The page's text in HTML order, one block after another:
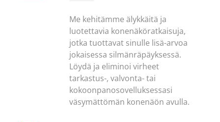
Me kehitämme älykkäitä ja
luotettavia konenäköratkaisuja,
jotka tuottavat sinulle lisä-arvoa
jokaisessa silmänräpäyksessä.
Löydä ja eliminoi virheet
tarkastus-, valvonta- tai
kokoonpanosovelluksessasi
väsymättömän konenäön avulla.